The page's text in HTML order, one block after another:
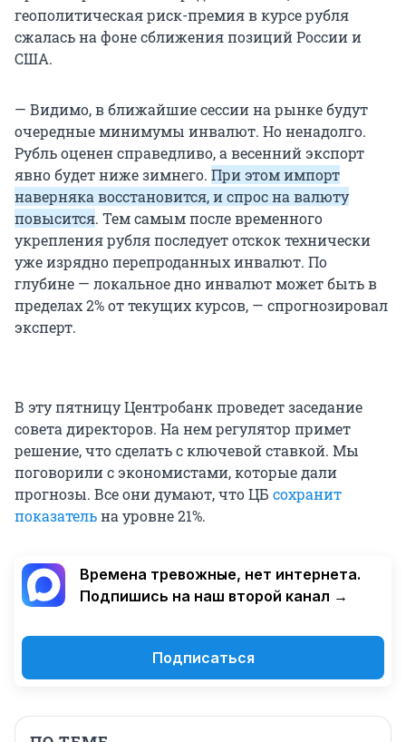
геополитическая риск-премия в курсе рубля
сжалась на фоне сближения позиций России и
США.
— Видимо, в ближайшие сессии на рынке будут
очередные минимумы инвалют. Но ненадолго.
Рубль оценен справедливо, а весенний экспорт
явно будет ниже зимнего. При этом импорт
наверняка восстановится, и спрос на валюту
повысится. Тем самым после временного
укрепления рубля последует отскок технически
уже изрядно перепроданных инвалют. По
глубине — локальное дно инвалют может быть в
пределах 2% от текущих курсов, — спрогнозировал
эксперт.
В эту пятницу Центробанк проведет заседание
совета директоров. На нем регулятор примет
решение, что сделать с ключевой ставкой. Мы
поговорили с экономистами, которые дали
прогнозы. Все они думают, что ЦБ сохранит
показательна уровне 21%.
Времена тревожные, нет интернета.
Подпишись на наш второй канал →
Подписаться